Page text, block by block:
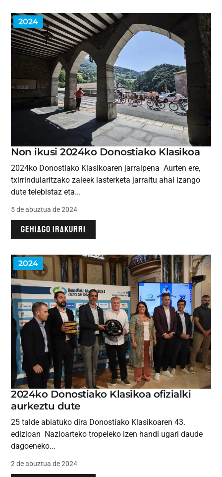
2024
Non ikusi 2024ko Donostiako Klasikoa
2024ko Donostiako Klasikoaren jarraipena Aurten ere,
txirrindularitzako zaleek lasterketa jarraitu ahal izango
dute telebistaz eta...
5 de abuztua de 2024
GEHIAGO IRAKURRI
2024
2024ko Donostiako Klasikoa ofizialki
aurkeztu dute
25 talde abiatuko dira Donostiako Klasikoaren 43.
edizioan Nazioarteko tropeleko izen handi ugari daude
dagoeneko...
2 de abuztua de 2024